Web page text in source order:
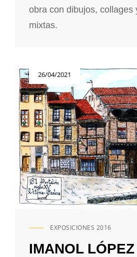
obra con dibujos, collages
mixtas.
Publicada26/04/2021
ENLACES
CATEGORÍAS
EXPOSICIONES 2016
IMANOL